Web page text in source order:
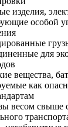
изделия,
особой
для
вещества,
как
весом свыше